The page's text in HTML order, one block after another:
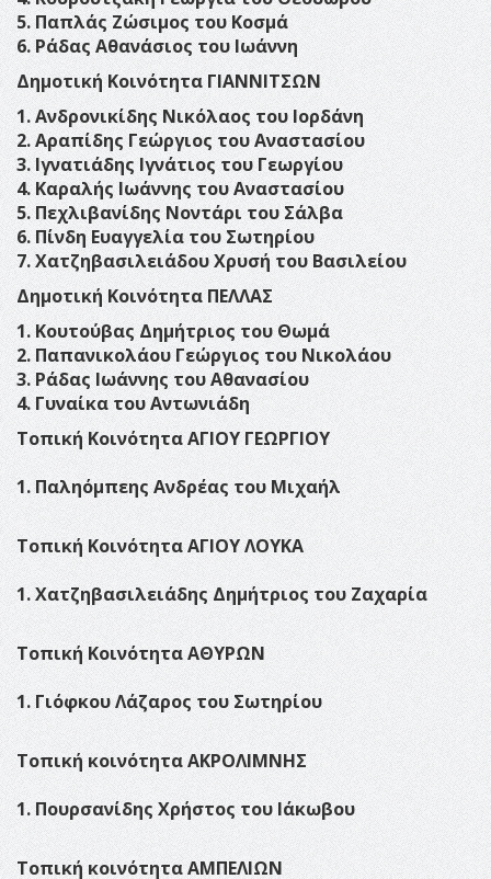
5. Παπλάς Ζώσιμος του Κοσμά
6. Ράδας Αθανάσιος του Ιωάννη
Δημοτική Κοινότητα ΓΙΑΝΝΙΤΣΩΝ
1. Ανδρονικίδης Νικόλαος του Ιορδάνη
2. Αραπίδης Γεώργιος του Αναστασίου
3. Ιγνατιάδης Ιγνάτιος του Γεωργίου
4. Καραλής Ιωάννης του Αναστασίου
5. Πεχλιβανίδης Νοντάρι του Σάλβα
6. Πίνδη Ευαγγελία του Σωτηρίου
7. Χατζηβασιλειάδου Χρυσή του Βασιλείου
Δημοτική Κοινότητα ΠΕΛΛΑΣ
1. Κουτούβας Δημήτριος του Θωμά
2. Παπανικολάου Γεώργιος του Νικολάου
3. Ράδας Ιωάννης του Αθανασίου
4. Γυναίκα του Αντωνιάδη
Τοπική Κοινότητα ΑΓΙΟΥ ΓΕΩΡΓΙΟΥ
1. Παληόμπεης Ανδρέας του Μιχαήλ
Τοπική Κοινότητα ΑΓΙΟΥ ΛΟΥΚΑ
1. Χατζηβασιλειάδης Δημήτριος του Ζαχαρία
Τοπική Κοινότητα ΑΘΥΡΩΝ
1. Γιόφκου Λάζαρος του Σωτηρίου
Τοπική κοινότητα ΑΚΡΟΛΙΜΝΗΣ
1. Πουρσανίδης Χρήστος του Ιάκωβου
Τοπική κοινότητα ΑΜΠΕΛΙΩΝ